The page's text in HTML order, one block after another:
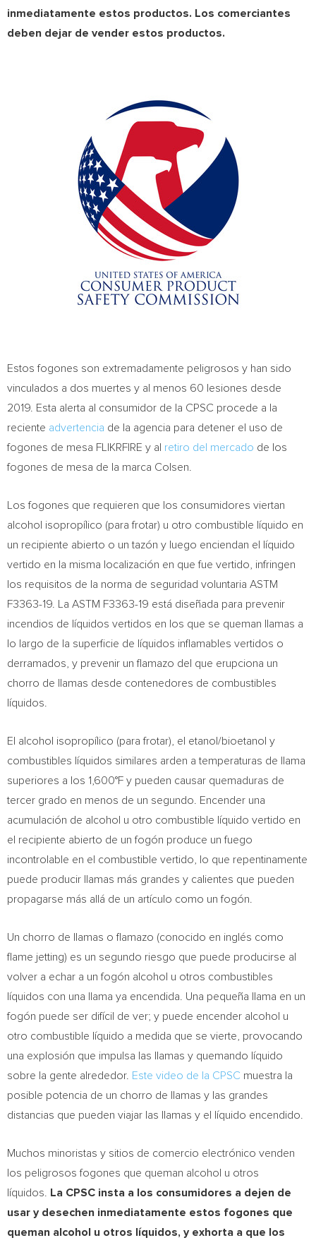
inmediatamente estos productos. Los comerciantes
deben dejar de vender estos productos.
Estos fogones son extremadamente peligrosos y han sido
vinculados a dos muertes y al menos 60 lesiones desde
2019. Esta alerta al consumidor de la CPSC procede a la
reciente advertencia de la agencia para detener el uso de
fogones de mesa FLIKRFIRE y al retiro del mercado de los
fogones de mesa de la marca Colsen.
Los fogones que requieren que los consumidores viertan
alcohol isopropílico (para frotar) u otro combustible líquido en
un recipiente abierto o un tazón y luego enciendan el líquido
vertido en la misma localización en que fue vertido, infringen
los requisitos de la norma de seguridad voluntaria ASTM
F3363-19. La ASTM F3363-19 está diseñada para prevenir
incendios de líquidos vertidos en los que se queman llamas a
lo largo de la superficie de líquidos inflamables vertidos o
derramados, y prevenir un flamazo del que erupciona un
chorro de llamas desde contenedores de combustibles
líquidos.
El alcohol isopropílico (para frotar), el etanol/bioetanol y
combustibles líquidos similares arden a temperaturas de llama
superiores a los 1,600°F y pueden causar quemaduras de
tercer grado en menos de un segundo. Encender una
acumulación de alcohol u otro combustible líquido vertido en
el recipiente abierto de un fogón produce un fuego
incontrolable en el combustible vertido, lo que repentinamente
puede producir llamas más grandes y calientes que pueden
propagarse más allá de un artículo como un fogón.
Un chorro de llamas o flamazo (conocido en inglés como
flame jetting) es un segundo riesgo que puede producirse al
volver a echar a un fogón alcohol u otros combustibles
líquidos con una llama ya encendida. Una pequeña llama en un
fogón puede ser difícil de ver; y puede encender alcohol u
otro combustible líquido a medida que se vierte, provocando
una explosión que impulsa las llamas y quemando líquido
sobre la gente alrededor. Este video de la CPSC muestra la
posible potencia de un chorro de llamas y las grandes
distancias que pueden viajar las llamas y el líquido encendido.
Muchos minoristas y sitios de comercio electrónico venden
los peligrosos fogones que queman alcohol u otros
líquidos.
La CPSC insta a los consumidores a dejen de
usar y desechen inmediatamente estos fogones que
queman alcohol u otros líquidos, y exhorta a que los